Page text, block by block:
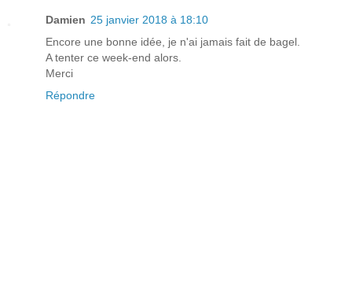
Damien 25 janvier 2018 à 18:10
Encore une bonne idée, je n'ai jamais fait de bagel.
A tenter ce week-end alors.
Merci
Répondre